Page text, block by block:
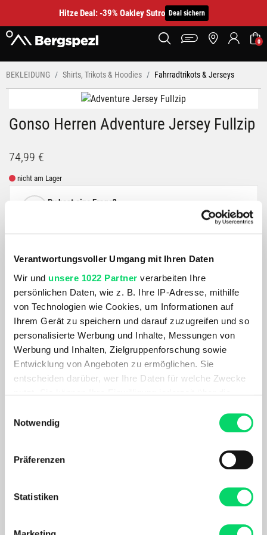
Verantwortungsvoller Umgang mit Ihren Daten
Wir und unsere 1022 Partner verarbeiten Ihre
persönlichen Daten, wie z. B. Ihre IP-Adresse, mithilfe
von Technologien wie Cookies, um Informationen auf
Ihrem Gerät zu speichern und darauf zuzugreifen und so
personalisierte Werbung und Inhalte, Messungen von
Werbung und Inhalten, Zielgruppenforschung sowie
Entwicklung von Angeboten zu ermöglichen. Sie
entscheiden darüber, wer Ihre Daten für welche Zwecke
Trigger Symbol ändern oder widerrufen
Informationen über Ihre geografische Lage
können
bestimmten Merkmalen (Fingerprinting) identifizieren
Notwendig
Präferenzen
Statistiken
Hitze Deal: -39% Oakley Sutro Deal sichern
0
BEKLEIDUNG Shirts, Trikots & Hoodies Fahrradtrikots & Jerseys
Gonso Herren Adventure Jersey Fullzip
74,99 €
nicht am Lager
Du hast eine Frage?
BESCHREIBUNG
Das Trikot Presegno ist mit cleveren Taschenlösungen
ausgestattet. Egal ob Smartphone, Proviant oder das Mini-
tool - dank zahlreicher Taschen direkt am Körper findet in
diesem Jersey alles seinen Platz. Das schnell trocknende
Material sowie der atmungsaktive Materialmix machen das
Fahrradtrikot zu einem idealen Begleiter auf
Mehrtagestouren.
PRODUKTDETAILS